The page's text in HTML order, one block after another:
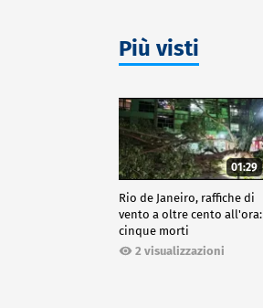
Più visti
01:29
Rio de Janeiro, raffiche di
vento a oltre cento all'ora:
cinque morti
2 visualizzazioni